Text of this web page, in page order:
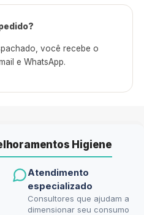
você recebe o
e WhatsApp.
Higiene
Atendimento
especializado
Consultores que ajudam a
dimensionar seu consumo